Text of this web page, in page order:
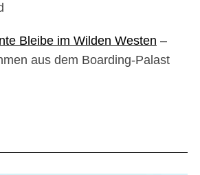
Bleibe im Wilden Westen –
aus dem Boarding-Palast